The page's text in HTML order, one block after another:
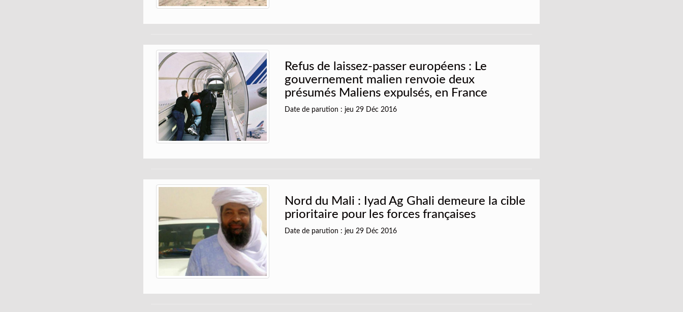
Refus de laissez-passer européens : Le
gouvernement malien renvoie deux
présumés Maliens expulsés, en France
Date de parution : jeu 29 Déc 2016
Nord du Mali : Iyad Ag Ghali demeure la cible
prioritaire pour les forces françaises
Date de parution : jeu 29 Déc 2016